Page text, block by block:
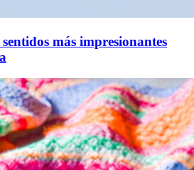
más impresionantes